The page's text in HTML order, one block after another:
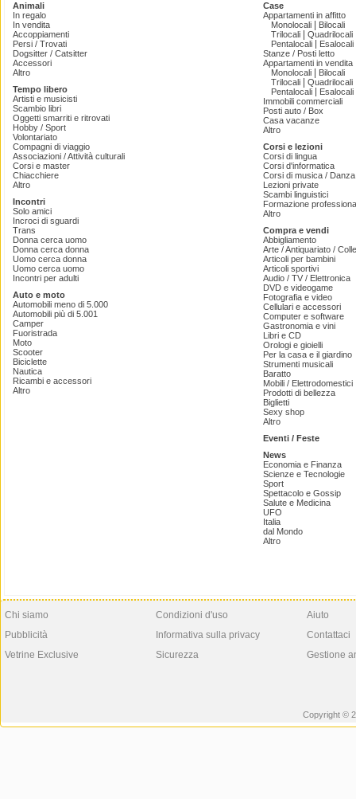
Animali
In regalo
In vendita
Accoppiamenti
Persi / Trovati
Dogsitter / Catsitter
Accessori
Altro
Tempo libero
Artisti e musicisti
Scambio libri
Oggetti smarriti e ritrovati
Hobby / Sport
Volontariato
Compagni di viaggio
Associazioni / Attività culturali
Corsi e master
Chiacchiere
Altro
Incontri
Solo amici
Incroci di sguardi
Trans
Donna cerca uomo
Donna cerca donna
Uomo cerca donna
Uomo cerca uomo
Incontri per adulti
Auto e moto
Automobili meno di 5.000
Automobili più di 5.001
Camper
Fuoristrada
Moto
Scooter
Biciclette
Nautica
Ricambi e accessori
Altro
Case
Appartamenti in affitto
Monolocali
Bilocali
Trilocali
Quadrilocali
Pentalocali
Esalocali
Stanze / Posti letto
Appartamenti in vendita
Monolocali
Bilocali
Trilocali
Quadrilocali
Pentalocali
Esalocali
Immobili commerciali
Posti auto / Box
Casa vacanze
Altro
Corsi e lezioni
Corsi di lingua
Corsi d'informatica
Corsi di musica /
Lezioni private
Scambi linguistici
Formazione
Altro
Compra e vendi
Abbigliamento
Arte / Antiquariato /
Articoli per bambini
Articoli sportivi
Audio / TV / Elettronica
DVD e videogame
Fotografia e video
Cellulari e accessori
Computer e software
Gastronomia e vini
Libri e CD
Orologi e gioielli
Per la casa e il giardino
Strumenti musicali
Baratto
Mobili / Elettrodomestici
Prodotti di bellezza
Biglietti
Sexy shop
Altro
Eventi / Feste
News
Economia e Finanza
Scienze e Tecnologie
Sport
Spettacolo e Gossip
Salute e Medicina
UFO
Italia
dal Mondo
Altro
Chi siamo
Pubblicità
Vetrine Exclusive
Condizioni d'uso
Informativa sulla privacy
Sicurezza
Aiuto
Contattaci
Gestione
Copyright ©